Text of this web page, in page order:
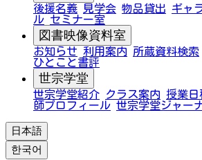
後援名義 見学会 物品貸出 ギャ
ル セミナー室
図書映像資料室
お知らせ 利用案内 所蔵資料検索
ひとこと書評
世宗学堂
世宗学堂紹介 クラス案内 授業日
師プロフィール 世宗学堂ジャー
日本語
한국어